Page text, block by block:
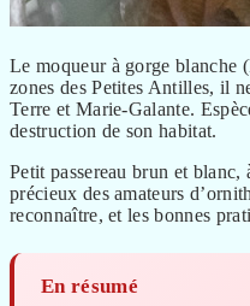
Le moqueur à gorge blanche
zones des Petites Antilles, il
Terre et Marie-Galante.
destruction de son habitat.
Petit passereau brun et
précieux des amateurs
reconnaître, et les bonnes
En résumé